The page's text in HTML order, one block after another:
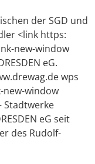
der SGD und
<link https:
new-window
eG.
wps
new-window
Stadtwerke
eG seit
des Rudolf-